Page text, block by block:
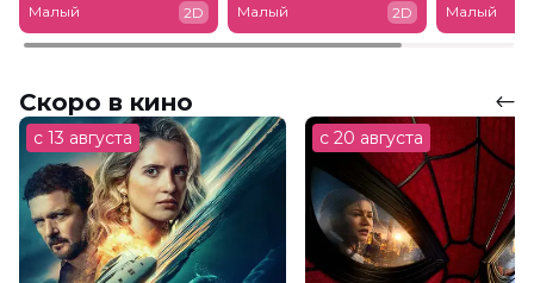
Малый
2D
Малый
2D
Малый
Скоро в кино
с 13 августа с 20 августа